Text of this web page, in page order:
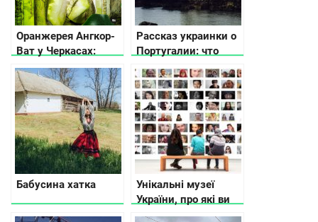
Оранжерея Ангкор-
Ват у Черкасах:
тропічна екзотика,
яка надихає
Рассказ украинки о
Португалии: что
посмотреть, о
людях, работе и еде
Бабусина хатка
Унікальні музеї
України, про які ви
не чули